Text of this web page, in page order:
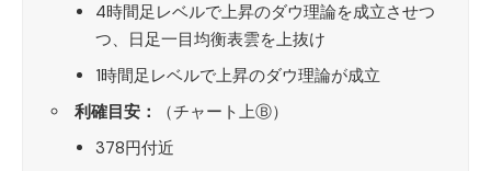
4時間足レベルで上昇のダウ理論を成立させつ
つ、日足一目均衡表雲を上抜け
1時間足レベルで上昇のダウ理論が成立
利確目安：
（チャート上Ⓑ）
378円付近